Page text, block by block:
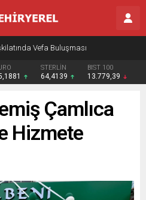
Vefa Buluşması
STERLİN
64,4139
BIST 100
13.779,39
Çamlıca
Hizmete